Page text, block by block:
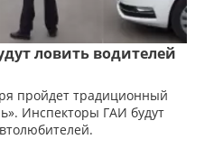
ловить водителей
пройдет традиционный
Инспекторы ГАИ будут